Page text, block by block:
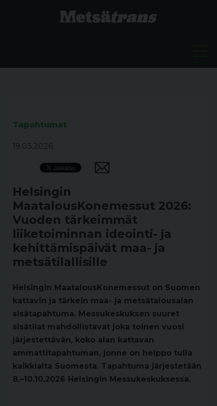
Tapahtumat
19.03.2026
Helsingin
MaatalousKonemessut 2026:
Vuoden tärkeimmät
liiketoiminnan ideointi- ja
kehittämispäivät maa- ja
metsätilallisille
Helsingin MaatalousKonemessut on Suomen
kattavin ja tärkein maa- ja metsätalousalan
sisätapahtuma. Messukeskuksen suuret
sisätilat mahdollistavat joka toinen vuosi
järjestettävän, koko alan kattavan
ammattitapahtuman, jonne on helppo tulla
kaikkialta Suomesta. Tapahtuma järjestetään
8.–10.10.2026 Helsingin Messukeskuksessa.